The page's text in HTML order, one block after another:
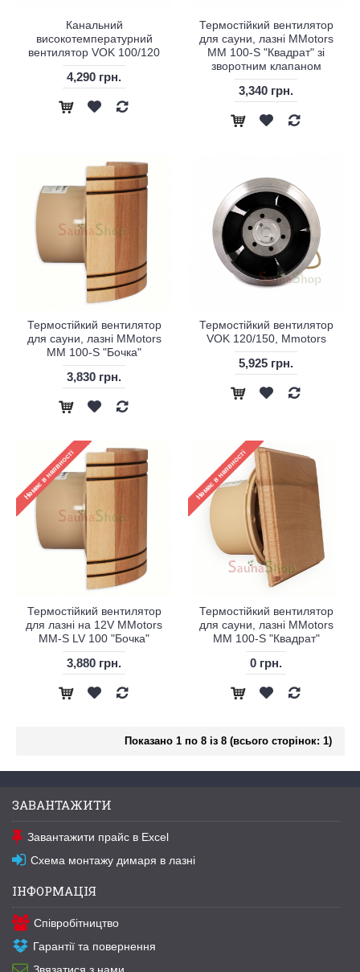
Канальний
високотемпературний
вентилятор VOK 100/120
4,290 грн.
Термостійкий вентилятор
для сауни, лазні MMotors
MM 100-S "Квадрат" зі
зворотним клапаном
3,340 грн.
Термостійкий вентилятор
для сауни, лазні MMotors
MM 100-S "Бочка"
3,830 грн.
Термостійкий вентилятор
VOK 120/150, Mmotors
5,925 грн.
Термостійкий вентилятор
для лазні на 12V MMotors
MM-S LV 100 "Бочка"
3,880 грн.
Термостійкий вентилятор
для сауни, лазні MMotors
MM 100-S "Квадрат"
0 грн.
Показано 1 по 8 із 8 (всього сторінок: 1)
ЗАВАНТАЖИТИ
Завантажити прайс в Excel
Схема монтажу димаря в лазні
ІНФОРМАЦІЯ
Співробітництво
Гарантії та повернення